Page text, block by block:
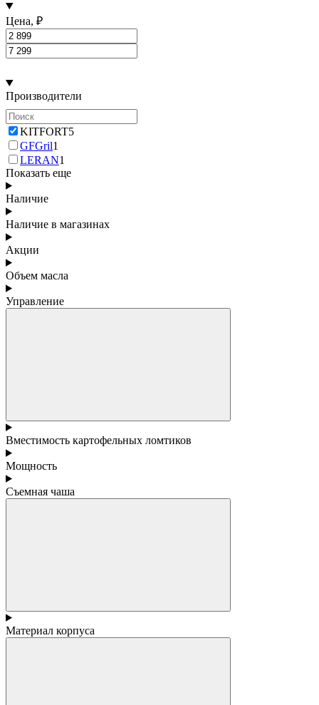
Цена, ₽
Производители
KITFORT5
GFGril1
LERAN1
Показать еще
Наличие
Наличие в магазинах
Акции
Объем масла
Управление
Вместимость картофельных ломтиков
Мощность
Съемная чаша
Материал корпуса